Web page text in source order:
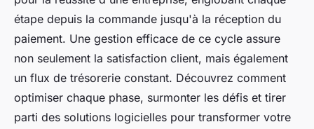
étape depuis la commande jusqu'à la réception du
paiement. Une gestion efficace de ce cycle assure
non seulement la satisfaction client, mais également
un flux de trésorerie constant. Découvrez comment
optimiser chaque phase, surmonter les défis et tirer
parti des solutions logicielles pour transformer votre